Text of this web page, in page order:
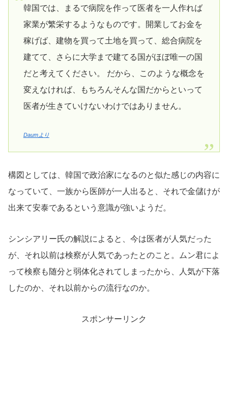
韓国では、まるで病院を作って医者を一人作れば
家業が繁栄するようなものです。開業してお金を
稼げば、建物を買って土地を買って、総合病院を
建てて、さらに大学まで建てる国がほぼ唯一の国
だと考えてください。 だから、このような概念を
変えなければ、もちろんそんな国だからといって
医者が生きていけないわけではありません。
Daumより
構図としては、韓国で政治家になるのと似た感じの内容に
なっていて、一族から医師が一人出ると、それで金儲けが
出来て安泰であるという意識が強いようだ。
シンシアリー氏の解説によると、今は医者が人気だった
が、それ以前は検察が人気であったとのこと。ムン君によ
って検察も随分と弱体化されてしまったから、人気が下落
したのか、それ以前からの流行なのか。
スポンサーリンク